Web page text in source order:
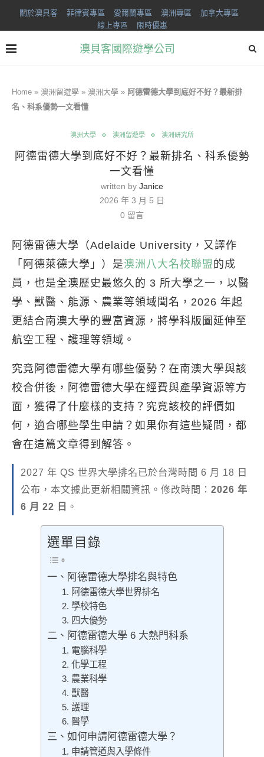
關於澳貝客 菲律賓專區 愛爾蘭專區 澳洲專區
加拿大專區
線上專區
限時優惠
澳貝客國際遊學公司
Home » 澳洲留遊學 » 澳洲大學 » 阿德雷德大學到底好不好？最新排
名、科系優勢一文看懂
澳洲大學 澳洲留遊學 澳洲研究所
阿德雷德大學到底好不好？最新排名、科系優勢
一文看懂
written by Janice
2026 年 3 月 5 日
0 留言
阿德雷德大學（Adelaide University，又譯作
「阿德萊德大學」）是澳洲八大名校聯盟 的成
員，也是全澳歷史最悠久的 3 所大學之一，以醫
學、獸醫、能源、農業等領域聞名，2026 年起
更結合南澳大學的豐富資源，將學科版圖延伸至
航空工程、護理等領域。
究竟阿德雷德大學有哪些優勢？在南澳大學與該
校合併後，阿德雷德大學在經費與產學資源等方
面，獲得了什麼樣的支持？究竟該校的評價如
何，適合哪些學生申請？如果你有這些疑問，都
會在這篇文章得到解答。
2027 年 QS 世界大學排名已於台灣時間 6 月 18 日
公布，本文據此更新相關資訊。修改時間： 2026 年
6 月 22 日 。
選單目錄
一、阿德雷德大學排名與特色
1. 阿德雷德大學世界排名
2. 學校特色
3. 四大優勢
二、阿德雷德大學 6 大熱門科系
1. 電腦科學
2. 化學工程
3. 農業科學
4. 獸醫
5. 護理
6. 醫學
三、如何申請阿德雷德大學？
1. 申請管道與入學條件